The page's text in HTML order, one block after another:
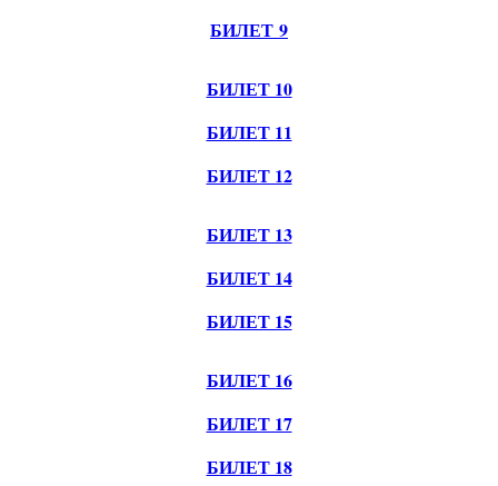
БИЛЕТ 9
БИЛЕТ 10
БИЛЕТ 11
БИЛЕТ 12
БИЛЕТ 13
БИЛЕТ 14
БИЛЕТ 15
БИЛЕТ 16
БИЛЕТ 17
БИЛЕТ 18